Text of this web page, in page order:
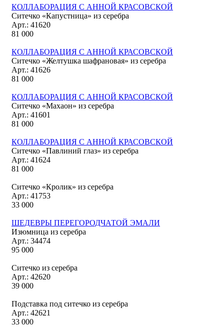
КОЛЛАБОРАЦИЯ С АННОЙ КРАСОВСКОЙ
Ситечко «Капустница» из серебра
Арт.: 41620
81 000
КОЛЛАБОРАЦИЯ С АННОЙ КРАСОВСКОЙ
Ситечко «Желтушка шафрановая» из серебра
Арт.: 41626
81 000
КОЛЛАБОРАЦИЯ С АННОЙ КРАСОВСКОЙ
Ситечко «Махаон» из серебра
Арт.: 41601
81 000
КОЛЛАБОРАЦИЯ С АННОЙ КРАСОВСКОЙ
Ситечко «Павлиний глаз» из серебра
Арт.: 41624
81 000
Ситечко «Кролик» из серебра
Арт.: 41753
33 000
ШЕДЕВРЫ ПЕРЕГОРОДЧАТОЙ ЭМАЛИ
Изюмница из серебра
Арт.: 34474
95 000
Ситечко из серебра
Арт.: 42620
39 000
Подставка под ситечко из серебра
Арт.: 42621
33 000